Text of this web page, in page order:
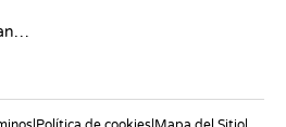
OCR (Exam Reference Language)